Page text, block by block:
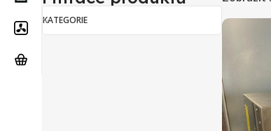
KATEGORIE